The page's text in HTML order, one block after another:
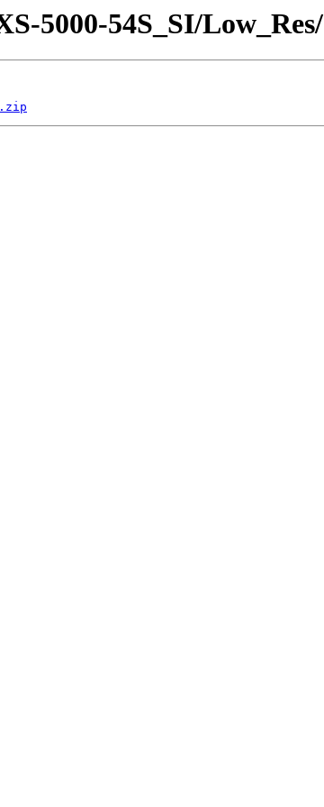
5000-54S_SI/Low_Res/